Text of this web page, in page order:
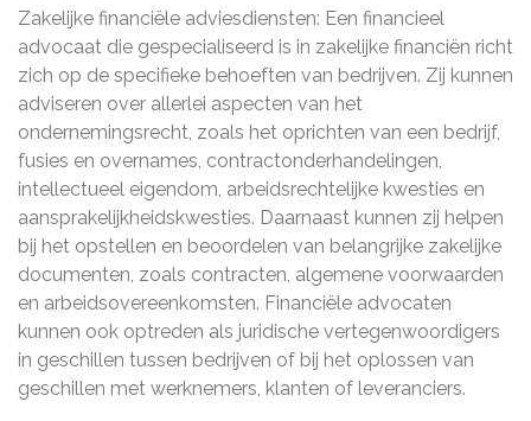
Zakelijke financiële adviesdiensten: Een financieel
advocaat die gespecialiseerd is in zakelijke financiën richt
zich op de specifieke behoeften van bedrijven. Zij kunnen
adviseren over allerlei aspecten van het
ondernemingsrecht, zoals het oprichten van een bedrijf,
fusies en overnames, contractonderhandelingen,
intellectueel eigendom, arbeidsrechtelijke kwesties en
aansprakelijkheidskwesties. Daarnaast kunnen zij helpen
bij het opstellen en beoordelen van belangrijke zakelijke
documenten, zoals contracten, algemene voorwaarden
en arbeidsovereenkomsten. Financiële advocaten
kunnen ook optreden als juridische vertegenwoordigers
in geschillen tussen bedrijven of bij het oplossen van
geschillen met werknemers, klanten of leveranciers.